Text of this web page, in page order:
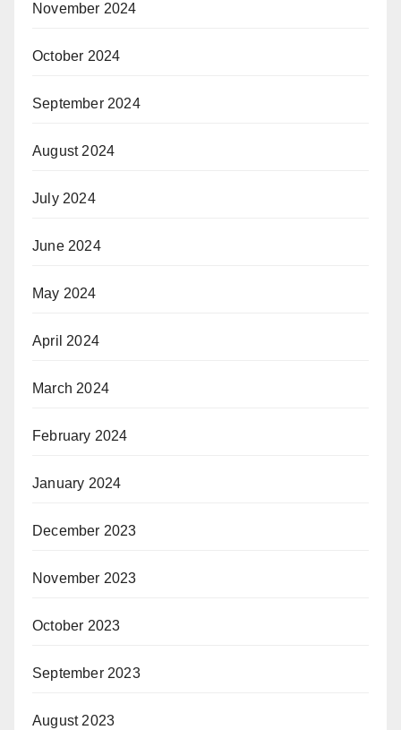
November 2024
October 2024
September 2024
August 2024
July 2024
June 2024
May 2024
April 2024
March 2024
February 2024
January 2024
December 2023
November 2023
October 2023
September 2023
August 2023